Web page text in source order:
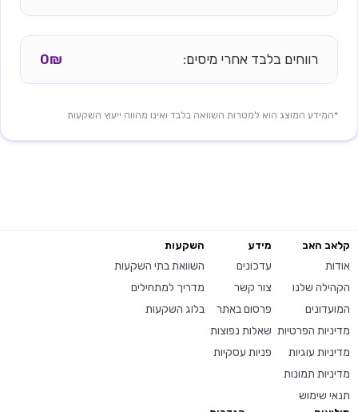
רווחים בלבד אחרי מיסים: 0₪
*המידע המוצג הוא למטרות השוואה בלבד ואינו מהווה ייעוץ השקעות
קלאב האב
אודות
הקהילה שלנו
המועדונים
מדיניות הפרטיות
מדיניות עוגיות
מדיניות תמונות
תנאי שימוש
מידע
עדכונים
צור קשר
פרסום באתר
שאלות נפוצות
פניות עסקיות
השקעות
השוואת בתי השקעות
מדריך למתחילים
בלוג השקעות